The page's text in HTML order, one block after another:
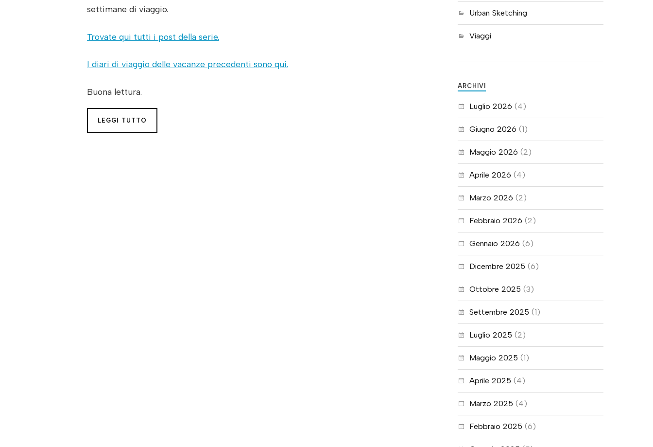
settimane di viaggio.
Trovate qui tutti i post della serie.
I diari di viaggio delle vacanze precedenti sono qui.
Buona lettura.
LEGGI TUTTO
Urban Sketching
Viaggi
ARCHIVI
Luglio 2026 (4)
Giugno 2026 (1)
Maggio 2026 (2)
Aprile 2026 (4)
Marzo 2026 (2)
Febbraio 2026 (2)
Gennaio 2026 (6)
Dicembre 2025 (6)
Ottobre 2025 (3)
Settembre 2025 (1)
Luglio 2025 (2)
Maggio 2025 (1)
Aprile 2025 (4)
Marzo 2025 (4)
Febbraio 2025 (6)